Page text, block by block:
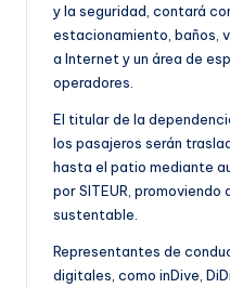
y la seguridad, contará
estacionamiento, baños,
a Internet y un área de
operadores.
El titular de la
los pasajeros serán
hasta el patio mediante
por SITEUR, promoviendo
sustentable.
Representantes de
digitales, como inDive,